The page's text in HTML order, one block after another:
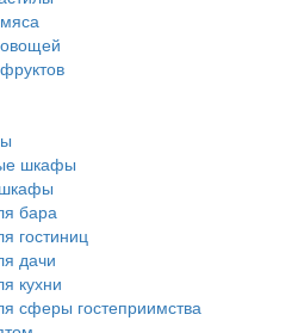
шкафы
бара
гостиниц
дачи
кухни
сферы гостеприимства